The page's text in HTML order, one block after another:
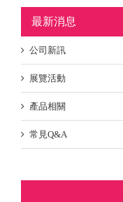
最新消息
公司新訊
展覽活動
產品相關
常見Q&A